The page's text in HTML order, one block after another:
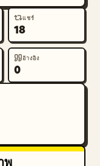
ง) เลย์เอาต์อิน
เท่ากัน และการ
บมินิมอล เขา
มสูงปานกลาง
เคราสั้นที่ได้รับ
มพอดีตัวพับแขนถึง
เล็กน้อยที่หัวเข่า
แชร์
18
อ้างอิง
0
พ